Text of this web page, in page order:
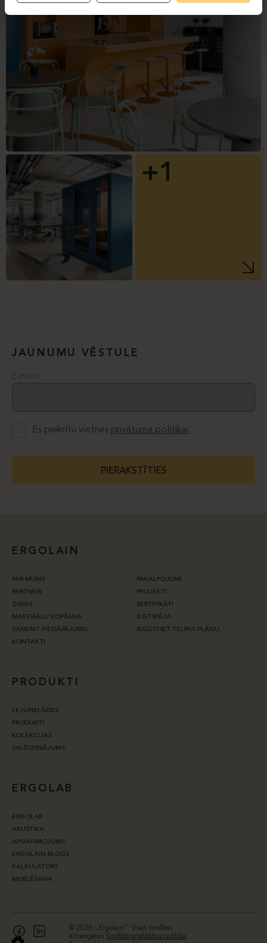
+1
JAUNUMU VĒSTULE
E-pasts
Es piekrītu vietnes privātuma politikai.
PIERAKSTĪTIES
ERGOLAIN
PAR MUMS
PAKALPOJUMI
PARTNERI
PROJEKTI
ZIŅAS
SERTIFIKĀTI
MATERIĀLU KOPŠANA
ILGTSPĒJA
SAŅEMT PIEDĀVĀJUMU
IEGŪSTIET TELPAS PLĀNU
KONTAKTI
PRODUKTI
LEJUPIELĀDES
PRODUKTI
KOLEKCIJAS
SALĪDZINĀJUMS
ERGOLAB
ERGOLAB
AKUSTIKA
APGAISMOJUMS
ERGOLAIN BLOGS
KALKULATORS
MEKLĒŠANA
© 2026 „Ergolain“. Visas tiesības
aizsargātas Konfidencialitātes politika.